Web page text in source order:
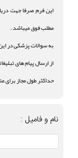
این فرم صرفا جهت
مطلب فوق میباشد .
به سوالات پزشکی در
از ارسال پیام های
حداکثر طول مجاز برای متن پیام 500
نام و فامیل :